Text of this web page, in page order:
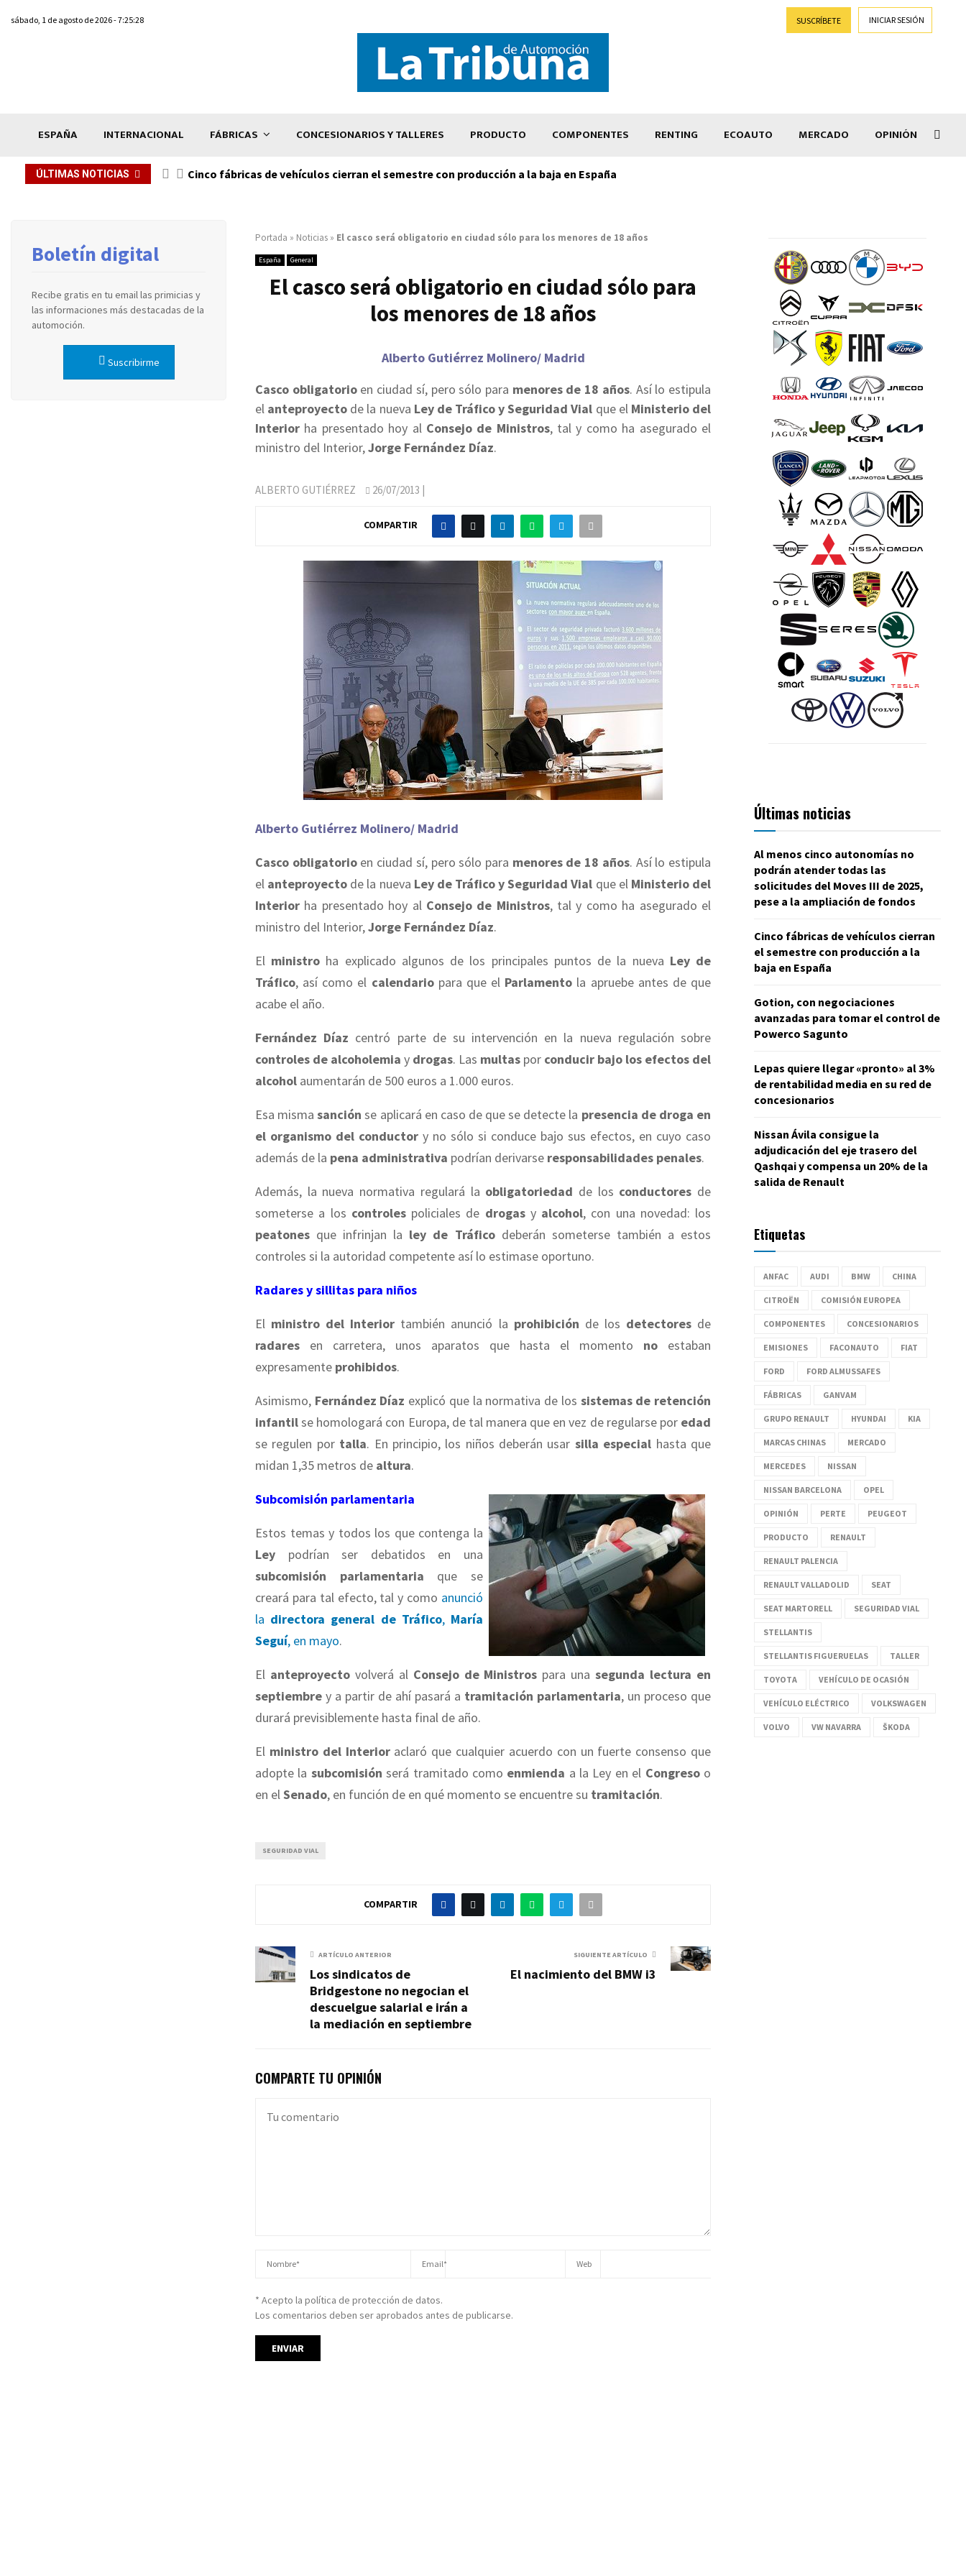
sábado, 1 de agosto de 2026 - 7:25:28 SUSCRÍBETE INICIAR SESIÓN
ESPAÑA INTERNACIONAL FÁBRICAS CONCESIONARIOS Y TALLERES PRODUCTO COMPONENTES RENTING ECOAUTO MERCADO OPINIÓN
ÚLTIMAS NOTICIAS Cinco fábricas de vehículos cierran el semestre con producción a la baja en España
Portada » Noticias » El casco será obligatorio en ciudad sólo para los menores de 18 años
España General
El casco será obligatorio en ciudad sólo para
los menores de 18 años
Alberto Gutiérrez Molinero/ Madrid
Casco obligatorioen ciudad sí, pero sólo para menores de 18 años. Así lo estipula
el anteproyecto de la nueva Ley de Tráfico y Seguridad Vial que el Ministerio del
Interior ha presentado hoy al Consejo de Ministros, tal y como ha asegurado el
ministro del Interior,Jorge Fernández Díaz.
ALBERTO GUTIÉRREZ 26/07/2013 |
COMPARTIR
Alberto Gutiérrez Molinero/ Madrid
Casco obligatorioen ciudad sí, pero sólo para menores de 18 años. Así lo estipula
el anteproyecto de la nueva Ley de Tráfico y Seguridad Vial que el Ministerio del
Interior ha presentado hoy al Consejo de Ministros, tal y como ha asegurado el
ministro del Interior,Jorge Fernández Díaz.
El ministro ha explicado algunos de los principales puntos de la nueva Ley de
Tráfico, así como el calendariopara que el Parlamento la apruebe antes de que
acabe el año.
Fernández Díaz centró parte de su intervención en la nueva regulación sobre
controles de alcoholemia y drogas. Las multas por conducir bajo los efectos del
alcohol aumentarán de 500 euros a 1.000 euros.
Esa mismasanción se aplicará en caso de que se detecte la presencia de droga en
el organismo del conductor y no sólo si conduce bajo sus efectos, en cuyo caso
además de la pena administrativa podrían derivarse responsabilidades penales.
Además, la nueva normativa regulará la obligatoriedad de los conductores de
someterse a los controlespoliciales de drogasy alcohol, con una novedad: los
peatones que infrinjan la ley de Tráficodeberán someterse también a estos
controles si la autoridad competente así lo estimase oportuno.
Radares y sillitas para niños
El ministro del Interior también anunció la prohibición de los detectoresde
radares en carretera, unos aparatos que hasta el momento no estaban
expresamente prohibidos.
Asimismo, Fernández Díaz explicó que la normativa de los sistemas de retención
infantilse homologará con Europa, de tal manera que en vez de regularse por edad
se regulen por talla. En principio, los niños deberán usar silla especial hasta que
midan 1,35 metros de altura.
Subcomisión parlamentaria
Estos temas y todos los que contenga la
Ley podrían ser debatidos en una
subcomisión parlamentaria que se
creará para tal efecto, tal y como anunció
la directora general de Tráfico, María
Seguí, en mayo.
El anteproyectovolverá al Consejo de Ministros para unasegunda lectura en
septiembre y a partir de ahí pasará a tramitación parlamentaria, un proceso que
durará previsiblemente hasta final de año.
El ministro del Interioraclaró que cualquier acuerdo con un fuerte consenso que
adopte la subcomisión será tramitado como enmienda a la Ley en el Congresoo
en elSenado, en función de en qué momento se encuentre su tramitación.
SEGURIDAD VIAL
COMPARTIR
ARTÍCULO ANTERIOR
Los sindicatos de
Bridgestone no negocian el
descuelgue salarial e irán a
la mediación en septiembre
SIGUIENTE ARTÍCULO
El nacimiento del BMW i3
COMPARTE TU OPINIÓN
* Acepto la política de protección de datos.
Los comentarios deben ser aprobados antes de publicarse.
Boletín digital
Recibe gratis en tu email las primicias y
las informaciones más destacadas de la
automoción.
Suscribirme
Últimas noticias
Al menos cinco autonomías no
podrán atender todas las
solicitudes del Moves III de 2025,
pese a la ampliación de fondos
Cinco fábricas de vehículos cierran
el semestre con producción a la
baja en España
Gotion, con negociaciones
avanzadas para tomar el control de
Powerco Sagunto
Lepas quiere llegar «pronto» al 3%
de rentabilidad media en su red de
concesionarios
Nissan Ávila consigue la
adjudicación del eje trasero del
Qashqai y compensa un 20% de la
salida de Renault
Etiquetas
ANFAC AUDI BMW CHINA
CITROËN COMISIÓN EUROPEA
COMPONENTES CONCESIONARIOS
EMISIONES FACONAUTO FIAT
FORD FORD ALMUSSAFES
FÁBRICAS GANVAM
GRUPO RENAULT HYUNDAI KIA
MARCAS CHINAS MERCADO
MERCEDES NISSAN
NISSAN BARCELONA OPEL
OPINIÓN PERTE PEUGEOT
PRODUCTO RENAULT
RENAULT PALENCIA
RENAULT VALLADOLID SEAT
SEAT MARTORELL SEGURIDAD VIAL
STELLANTIS
STELLANTIS FIGUERUELAS TALLER
TOYOTA VEHÍCULO DE OCASIÓN
VEHÍCULO ELÉCTRICO VOLKSWAGEN
VOLVO VW NAVARRA ŠKODA